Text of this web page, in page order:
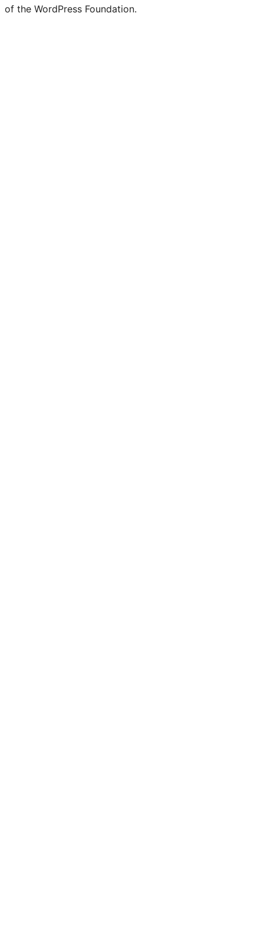
of the WordPress Foundation.